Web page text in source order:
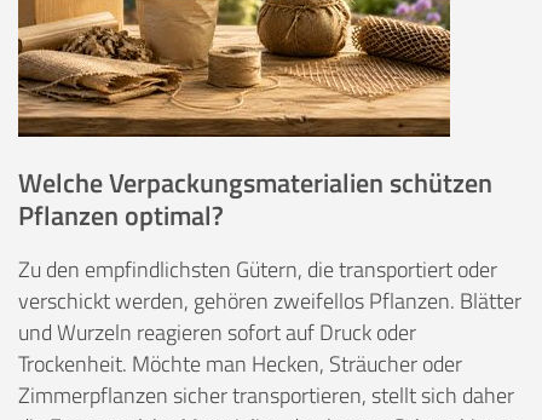
Welche Verpackungsmaterialien schützen
Pflanzen optimal?
Zu den empfindlichsten Gütern, die transportiert oder
verschickt werden, gehören zweifellos Pflanzen. Blätter
und Wurzeln reagieren sofort auf Druck oder
Trockenheit. Möchte man Hecken, Sträucher oder
Zimmerpflanzen sicher transportieren, stellt sich daher